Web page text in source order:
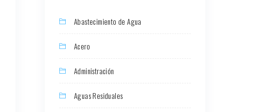
Abastecimiento de Agua
Acero
Administración
Aguas Residuales